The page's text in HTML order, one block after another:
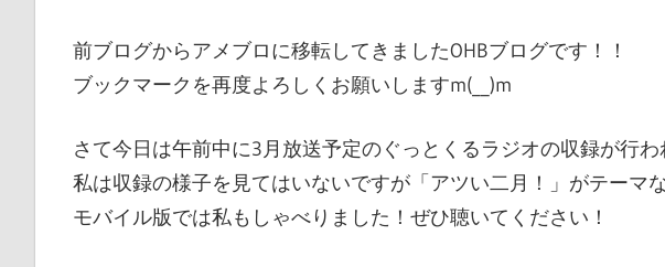
ウ
ブ
ー
ジ
で
前ブログからアメブロに移転してきましたOHBブログです！！
ブックマークを再度よろしくお願いしますm(__)m
さて今日は午前中に3月放送予定のぐっとくるラジオの収録が行
私は収録の様子を見てはいないですが「アツい二月！」がテーマ
モバイル版では私もしゃべりました！ぜひ聴いてください！